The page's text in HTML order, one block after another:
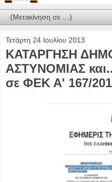
Τετάρτη 24 Ιουλίου 2013
ΚΑΤΑΡΓΗΣΗ
ΑΣΤΥΝΟΜΙΑΣ
σε ΦΕΚ Α' 167/